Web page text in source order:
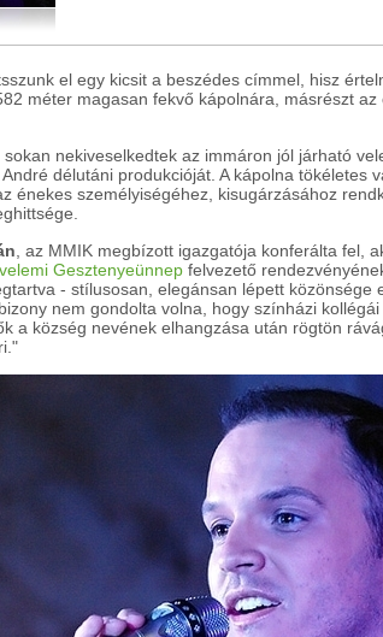
el egy kicsit a beszédes címmel, hisz
méter magasan fekvő kápolnára, másrészt az
nekiveselkedtek az immáron jól járható
délutáni produkcióját. A kápolna tökéletes
énekes személyiségéhez, kisugárzásához
, az MMIK megbízott igazgatója konferálta fel,
Gesztenyeünnep felvezető
- stílusosan, elegánsan lépett közönsége
nem gondolta volna, hogy színházi
a község nevének elhangzása után rögtön